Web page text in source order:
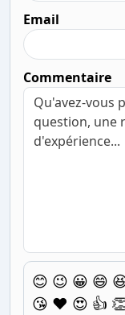
Email
Commentaire
😊 😉 😀 😄
😘 ❤️ 😍 👍 👏